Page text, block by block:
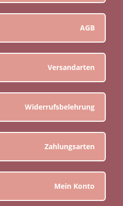
AGB
Versandarten
Widerrufsbelehrung
Zahlungsarten
Mein Konto